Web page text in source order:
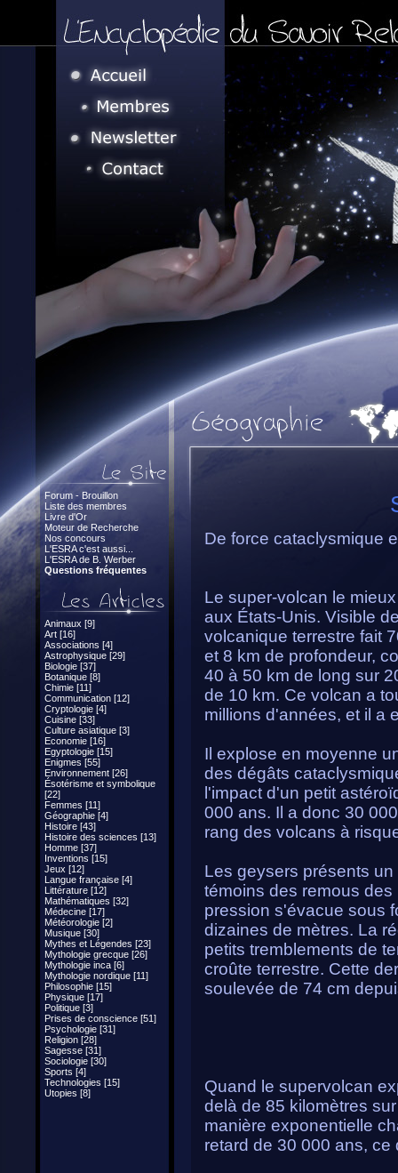
Forum - Brouillon
Liste des membres
Livre d'Or
Moteur de Recherche
Nos concours
L'ESRA c'est aussi...
L'ESRA de B. Werber
Questions fréquentes
Animaux [9]
Art [16]
Associations [4]
Astrophysique [29]
Biologie [37]
Botanique [8]
Chimie [11]
Communication [12]
Cryptologie [4]
Cuisine [33]
Culture asiatique [3]
Economie [16]
Egyptologie [15]
Enigmes [55]
Environnement [26]
Ésotérisme et symbolique
[22]
Femmes [11]
Géographie [4]
Histoire [43]
Histoire des sciences [13]
Homme [37]
Inventions [15]
Jeux [12]
Langue française [4]
Littérature [12]
Mathématiques [32]
Médecine [17]
Météorologie [2]
Musique [30]
Mythes et Légendes [23]
Mythologie grecque [26]
Mythologie inca [6]
Mythologie nordique [11]
Philosophie [15]
Physique [17]
Politique [3]
Prises de conscience [51]
Psychologie [31]
Religion [28]
Sagesse [31]
Sociologie [30]
Sports [4]
Technologies [15]
Utopies [8]
De force cataclysmique
Le super-volcan le
aux États-Unis. Visible
volcanique terrestre fait
et 8 km de profondeur,
40 à 50 km de long sur
de 10 km. Ce volcan a
millions d'années, et il a
Il explose en moyenne
des dégâts
l'impact d'un petit
000 ans. Il a donc 30
rang des volcans à
Les geysers présents
témoins des remous
pression s'évacue sous
dizaines de mètres. La
petits tremblements de
croûte terrestre. Cette
soulevée de 74 cm
Quand le supervolcan
delà de 85 kilomètres
manière exponentielle
retard de 30 000 ans, ce